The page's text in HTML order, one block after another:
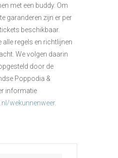
met een buddy. Om
garanderen zijn er per
beschikbaar.
alle regels en richtlijnen
We volgen daarin
door de
Poppodia &
informatie
wekunnenweer.